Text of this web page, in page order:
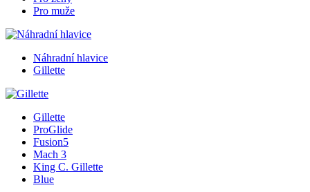
Pro muže
Náhradní hlavice
Gillette
Gillette
ProGlide
Fusion5
Mach 3
King C. Gillette
Blue